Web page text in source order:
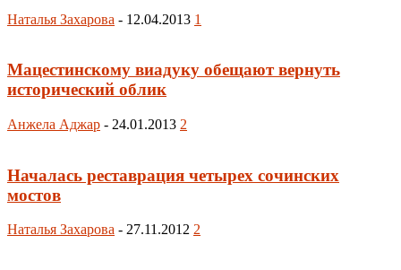
Наталья Захарова - 12.04.2013 1
Мацестинскому виадуку обещают вернуть
исторический облик
Анжела Аджар - 24.01.2013 2
Началась реставрация четырех сочинских
мостов
Наталья Захарова - 27.11.2012 2